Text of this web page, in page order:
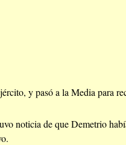
y pasó a la Media para
noticia de que Demetrio